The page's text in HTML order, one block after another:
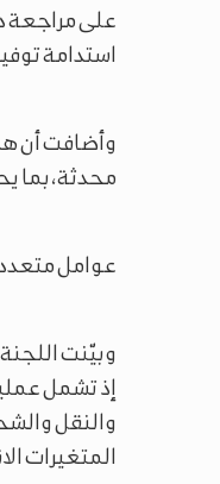
على مراجعة
استدامة
وأضافت أن
محدثة، بما
عوامل
وبيّنت
إذ تشمل
والنقل
المتغيرات